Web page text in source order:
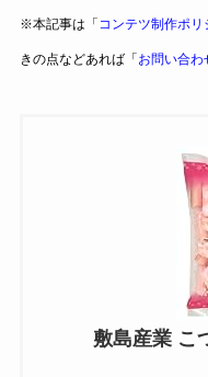
※本記事は「 コンテツ制作ポリ
きの点などあれば「 お問い合わ
敷島産業 こ